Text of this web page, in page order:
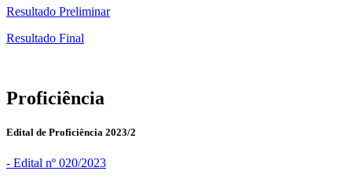
Resultado Preliminar
Resultado Final
Proficiência
Edital de Proficiência 2023/2
- Edital nº 020/2023